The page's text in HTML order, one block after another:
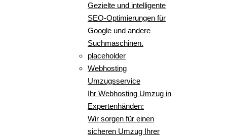
Gezielte und intelligente
SEO-Optimierungen für
Google und andere
Suchmaschinen.
placeholder
Webhosting
Umzugsservice
Ihr Webhosting Umzug in
Expertenhänden:
Wir sorgen für einen
sicheren Umzug Ihrer